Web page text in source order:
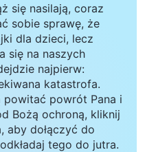
się nasilają, coraz
sobie sprawę, że
dla dzieci, lecz
się na naszych
najpierw:
katastrofa.
powrót Pana i
Bożą ochroną, kliknij
aby dołączyć do
tego do jutra.